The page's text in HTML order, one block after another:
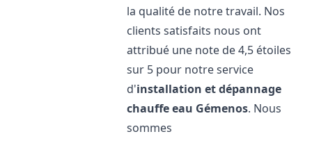
la qualité de notre travail. Nos
clients satisfaits nous ont
attribué une note de 4,5 étoiles
sur 5 pour notre service
d'installation et dépannage
chauffe eau Gémenos. Nous
sommes